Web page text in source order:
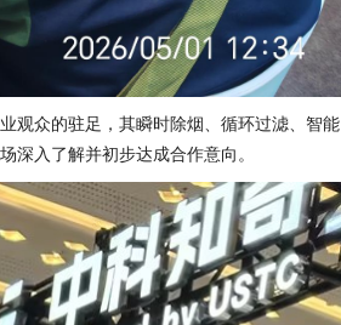
观众的驻足，其瞬时除烟、循环过滤、智能
深入了解并初步达成合作意向。